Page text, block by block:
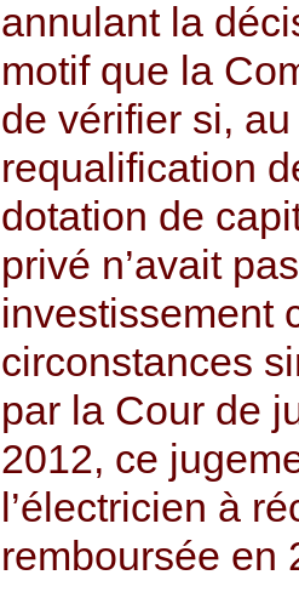
annulant la
motif que la
de vérifier si,
requalification
dotation de
privé n’avait
investissement
circonstances
par la Cour de
2012, ce
l’électricien à
remboursée en